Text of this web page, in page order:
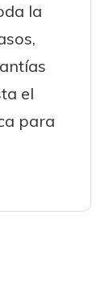
la
el
para